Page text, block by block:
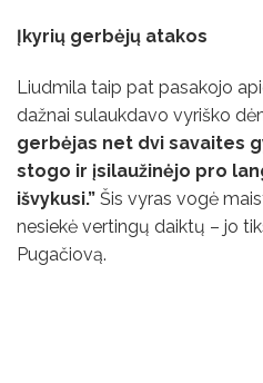
Įkyrių gerbėjų atakos
Liudmila taip pat pasakojo
dažnai sulaukdavo vyriško
gerbėjas net dvi savaites
stogo ir įsilaužinėjo pro
išvykusi.” Šis vyras vogė
nesiekė vertingų daiktų – jo
Pugačiovą.